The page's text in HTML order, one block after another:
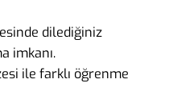
dilediğiniz
imkanı.
ile farklı öğrenme